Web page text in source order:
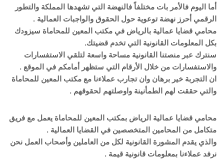
أما اليوم فالأمر بات مختلفاً فالنهضة التي تشهدها المملكة والتطور
الرقمي أحرز نهضة توعوية حول الحقوق والواجبات العمالية .
محامي قضايا عمالية بالرياض في مكتب المعين للمحاماة سيزودك
بكل المعلومات القانونية التي تخدم قضيتك.
سنترك عبر منصتنا القانونية مساحة واسعة لتلقي الاستفسارات
والاستفسارات من خلال الأرقام التي ستظهر أمامكم في الموقع .
ان التجربة خير برهان وان تجارب عملاءنا مع مكتب المعين للمحاماة
والتي حققت لهم الطمأنينة واوصلتهم لحقوقهم .
محامي قضايا عمالية الرياض بمكتب المعين للمحاماة يعمل مع فريق
متكامل من المحامين المتخصصين في القضايا العمالية .
والذي يقدم المشورة القانونية لكل من العاملين وأصحاب العمل نحن
نرفد عملاءنا بمعلومات قانونية قيمة .